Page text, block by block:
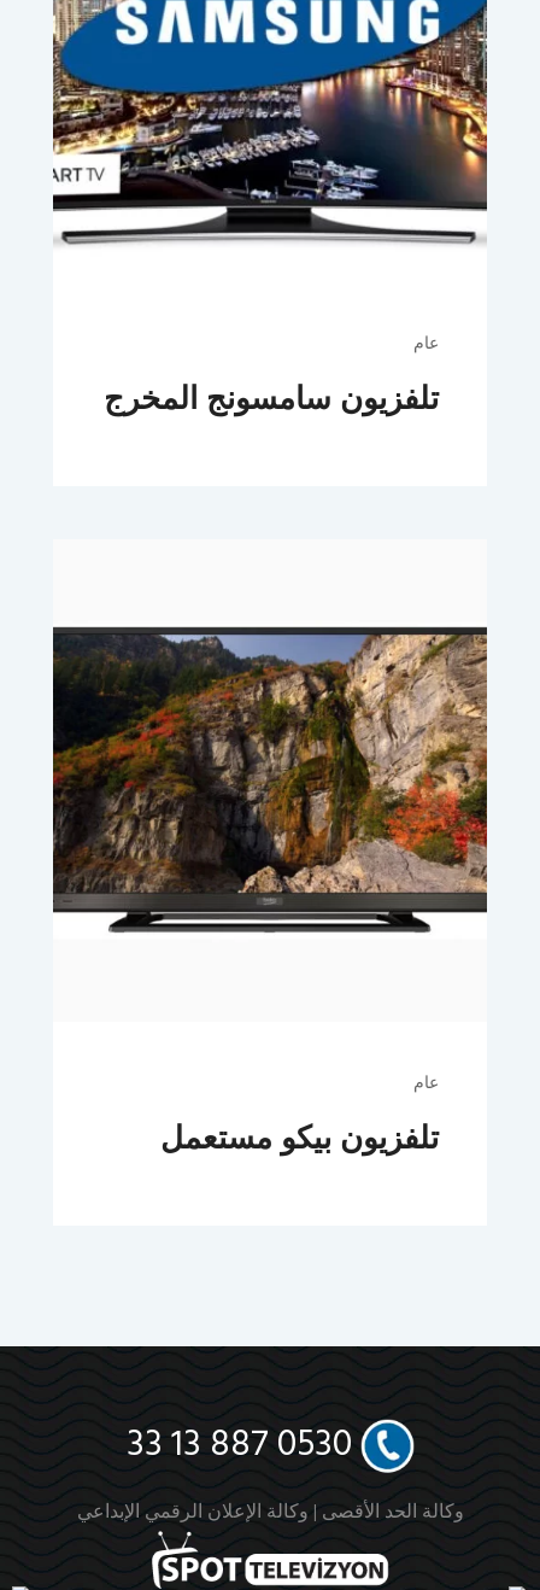
عام
تلفزيون سامسونج المخرج
عام
تلفزيون بيكو مستعمل
0530 887 13 33
وكالة الحد الأقصى | وكالة الإعلان الرقمي الإبداعي